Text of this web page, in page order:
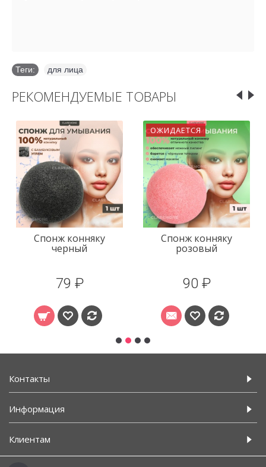
Теги: для лица
РЕКОМЕНДУЕМЫЕ ТОВАРЫ
Спонж конняку
черный
79 ₽
ОЖИДАЕТСЯ
Спонж конняку
розовый
90 ₽
Контакты
Информация
Клиентам